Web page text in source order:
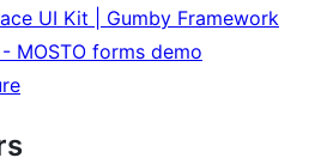
UI Kit | Gumby Framework
MOSTO forms demo